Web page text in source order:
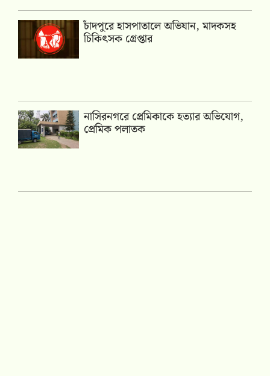
চাঁদপুরে হাসপাতালে অভিযান, মাদকসহ
চিকিৎসক গ্রেপ্তার
নাসিরনগরে প্রেমিকাকে হত্যার অভিযোগ,
প্রেমিক পলাতক